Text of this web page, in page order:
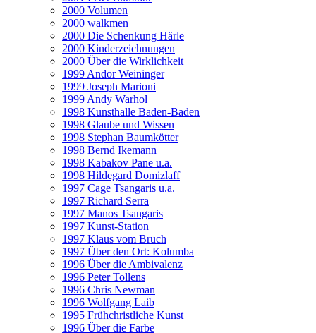
2000 Volumen
2000 walkmen
2000 Die Schenkung Härle
2000 Kinderzeichnungen
2000 Über die Wirklichkeit
1999 Andor Weininger
1999 Joseph Marioni
1999 Andy Warhol
1998 Kunsthalle Baden-Baden
1998 Glaube und Wissen
1998 Stephan Baumkötter
1998 Bernd Ikemann
1998 Kabakov Pane u.a.
1998 Hildegard Domizlaff
1997 Cage Tsangaris u.a.
1997 Richard Serra
1997 Manos Tsangaris
1997 Kunst-Station
1997 Klaus vom Bruch
1997 Über den Ort: Kolumba
1996 Über die Ambivalenz
1996 Peter Tollens
1996 Chris Newman
1996 Wolfgang Laib
1995 Frühchristliche Kunst
1996 Über die Farbe